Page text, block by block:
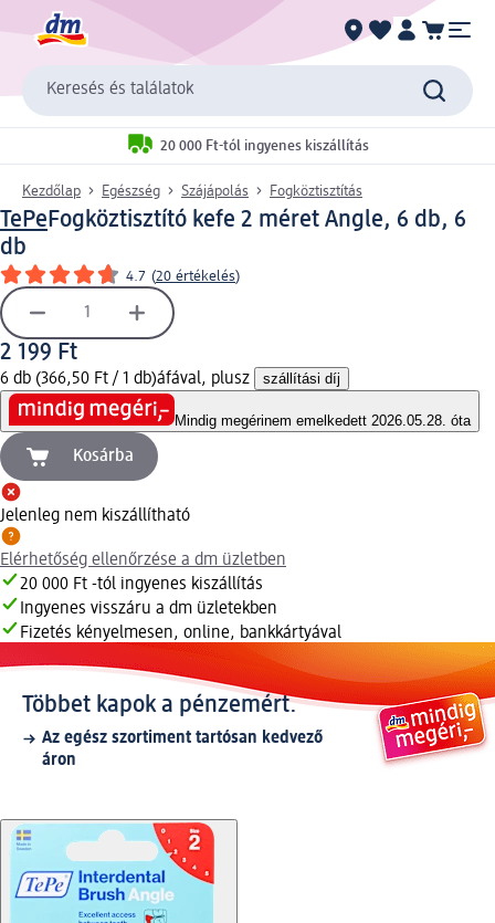
Keresés és találatok
20 000 Ft-tól ingyenes kiszállítás
Kezdőlap Egészség Szájápolás Fogköztisztítás
TePeFogköztisztító kefe 2 méret Angle, 6 db, 6
db
4.7 (20 értékelés)
2 199 Ft
6 db (366,50 Ft / 1 db)áfával, plusz szállítási díj
Mindig megérinem emelkedett 2026.05.28. óta
Kosárba
Jelenleg nem kiszállítható
Elérhetőség ellenőrzése a dm üzletben
20 000 Ft -tól ingyenes kiszállítás
Ingyenes visszáru a dm üzletekben
Fizetés kényelmesen, online, bankkártyával
Többet kapok a pénzemért.
Az egész szortiment tartósan kedvező
áron